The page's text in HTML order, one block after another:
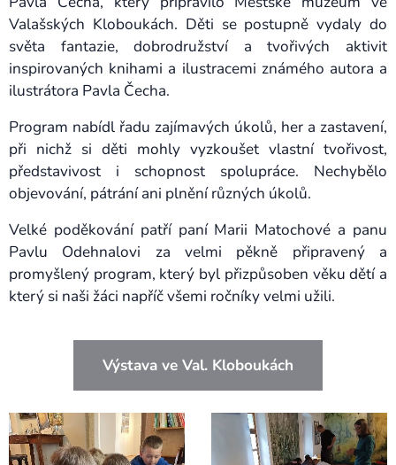
Valašských Kloboukách. Děti se postupně vydaly do
světa fantazie, dobrodružství a tvořivých aktivit
inspirovaných knihami a ilustracemi známého autora a
ilustrátora Pavla Čecha.
Program nabídl řadu zajímavých úkolů, her a zastavení,
při nichž si děti mohly vyzkoušet vlastní tvořivost,
představivost i schopnost spolupráce. Nechybělo
objevování, pátrání ani plnění různých úkolů.
Velké poděkování patří paní Marii Matochové a panu
Pavlu Odehnalovi za velmi pěkně připravený a
promyšlený program, který byl přizpůsoben věku dětí a
který si naši žáci napříč všemi ročníky velmi užili.
Výstava ve Val. Kloboukách